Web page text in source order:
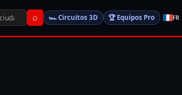
⌕ 🏎️Circuitos 3D 🏆Equipos Pro FR